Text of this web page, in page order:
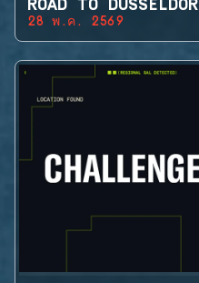
ROAD TO
28 พ.ค. 2569